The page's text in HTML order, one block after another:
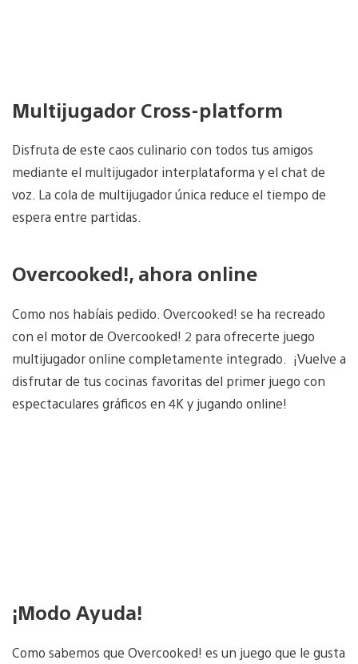
Multijugador Cross-platform
Disfruta de este caos culinario con todos tus amigos
mediante el multijugador interplataforma y el chat de
voz. La cola de multijugador única reduce el tiempo de
espera entre partidas.
Overcooked!, ahora online
Como nos habíais pedido. Overcooked! se ha recreado
con el motor de Overcooked! 2 para ofrecerte juego
multijugador online completamente integrado. ¡Vuelve a
disfrutar de tus cocinas favoritas del primer juego con
espectaculares gráficos en 4K y jugando online!
¡Modo Ayuda!
Como sabemos que Overcooked! es un juego que le gusta